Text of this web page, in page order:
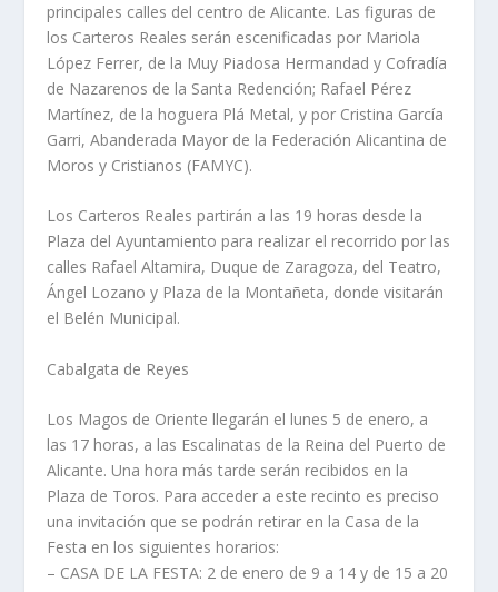
principales calles del centro de Alicante. Las figuras de
los Carteros Reales serán escenificadas por Mariola
López Ferrer, de la Muy Piadosa Hermandad y Cofradía
de Nazarenos de la Santa Redención; Rafael Pérez
Martínez, de la hoguera Plá Metal, y por Cristina García
Garri, Abanderada Mayor de la Federación Alicantina de
Moros y Cristianos (FAMYC).
Los Carteros Reales partirán a las 19 horas desde la
Plaza del Ayuntamiento para realizar el recorrido por las
calles Rafael Altamira, Duque de Zaragoza, del Teatro,
Ángel Lozano y Plaza de la Montañeta, donde visitarán
el Belén Municipal.
Cabalgata de Reyes
Los Magos de Oriente llegarán el lunes 5 de enero, a
las 17 horas, a las Escalinatas de la Reina del Puerto de
Alicante. Una hora más tarde serán recibidos en la
Plaza de Toros. Para acceder a este recinto es preciso
una invitación que se podrán retirar en la Casa de la
Festa en los siguientes horarios:
– CASA DE LA FESTA: 2 de enero de 9 a 14 y de 15 a 20